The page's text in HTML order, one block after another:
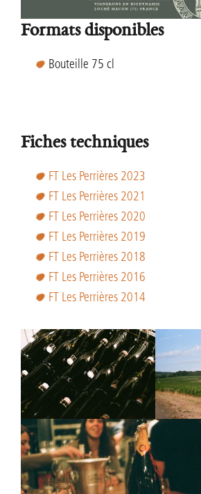
Formats disponibles
Bouteille 75 cl
Fiches techniques
FT Les Perrières 2023
FT Les Perrières 2021
FT Les Perrières 2020
FT Les Perrières 2019
FT Les Perrières 2018
FT Les Perrières 2016
FT Les Perrières 2014